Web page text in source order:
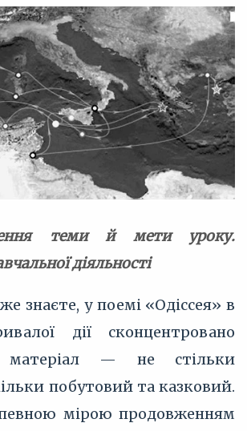
теми й мети уроку.
діяльності
знаєте, у поемі «Одіссея» в
дії сконцентровано
матеріал — не стільки
побутовий та казковий.
мірою продовженням